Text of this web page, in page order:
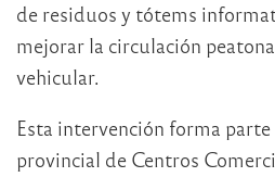
de residuos y tótems
mejorar la circulación
vehicular.
Esta intervención forma
provincial de Centros